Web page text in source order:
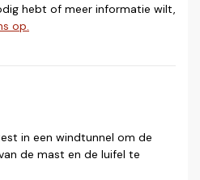
hebt of meer informatie wilt,
op.
in een windtunnel om de
de mast en de luifel te